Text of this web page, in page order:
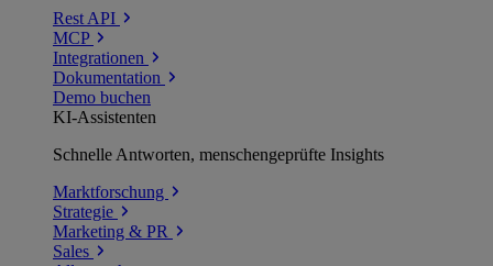
Rest API
MCP
Integrationen
Dokumentation
Demo buchen
KI-Assistenten
Schnelle Antworten, menschengeprüfte Insights
Marktforschung
Strategie
Marketing & PR
Sales